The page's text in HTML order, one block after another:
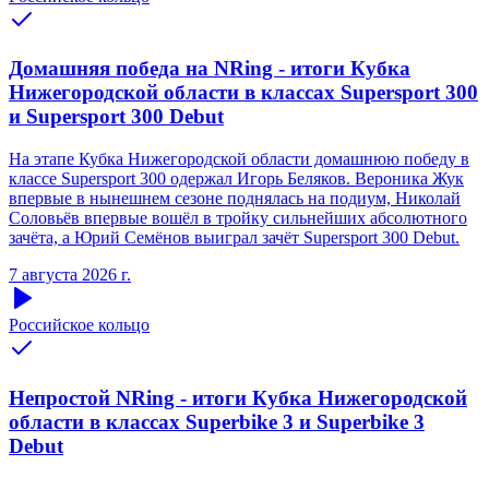
Домашняя победа на NRing - итоги Кубка
Нижегородской области в классах Supersport 300
и Supersport 300 Debut
На этапе Кубка Нижегородской области домашнюю победу в
классе Supersport 300 одержал Игорь Беляков. Вероника Жук
впервые в нынешнем сезоне поднялась на подиум, Николай
Соловьёв впервые вошёл в тройку сильнейших абсолютного
зачёта, а Юрий Семёнов выиграл зачёт Supersport 300 Debut.
7 августа 2026 г.
Российское кольцо
Непростой NRing - итоги Кубка Нижегородской
области в классах Superbike 3 и Superbike 3
Debut